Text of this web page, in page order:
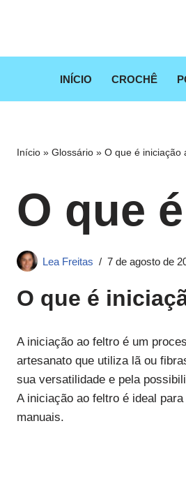
INÍCIO CROCHÊ
Início »Glossário »O que é iniciação
O que
Lea Freitas 7 de agosto de
O que é
A iniciação ao feltro é um
artesanato que utiliza lã ou
sua versatilidade e pela
A iniciação ao feltro é ideal
manuais.